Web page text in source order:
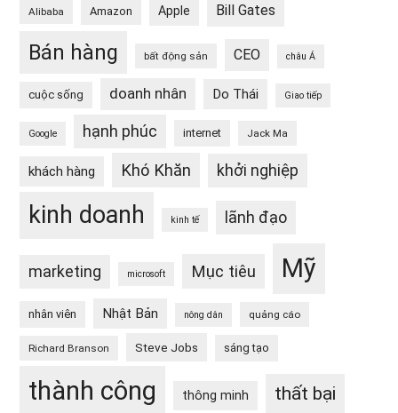
Alibaba Amazon Apple Bill Gates
Bán hàng bất động sản CEO châu Á
cuộc sống doanh nhân Do Thái Giao tiếp
Google hạnh phúc internet Jack Ma
khách hàng Khó Khăn khởi nghiệp
kinh doanh kinh tế lãnh đạo
marketing microsoft Mục tiêu Mỹ
nhân viên Nhật Bản nông dân quảng cáo
Richard Branson Steve Jobs sáng tạo
thành công thông minh thất bại